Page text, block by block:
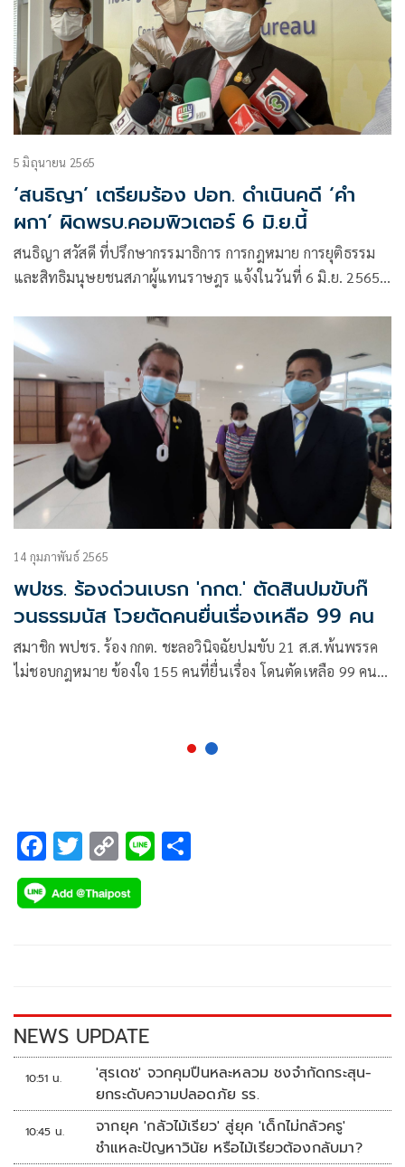
5 มิถุนายน 2565
‘สนธิญา’ เตรียมร้อง ปอท. ดำเนินคดี ‘คำ
ผกา’ ผิดพรบ.คอมพิวเตอร์ 6 มิ.ย.นี้
สนธิญา สวัสดี ที่ปรึกษากรรมาธิการ การกฎหมาย การยุติธรรม
และสิทธิมนุษยชนสภาผู้แทนราษฎร แจ้งในวันที่ 6 มิ.ย. 2565
14 กุมภาพันธ์ 2565
พปชร. ร้องด่วนเบรก 'กกต.' ตัดสินปมขับก๊
วนธรรมนัส โวยตัดคนยื่นเรื่องเหลือ 99 คน
สมาชิก พปชร. ร้อง กกต. ชะลอวินิจฉัยปมขับ 21 ส.ส.พ้นพรรค
ไม่ชอบกฎหมาย ข้องใจ 155 คนที่ยื่นเรื่อง โดนตัดเหลือ 99 คน
F
ac
e
k
T
wi
tt
C
o
p
k
Li
NEWS UPDATE
10:51 น.
'สุรเดช' จวกคุมปืนหละหลวม ชงจำกัดกระสุน-
ยกระดับความปลอดภัย รร.
10:45 น.
จากยุค 'กลัวไม้เรียว' สู่ยุค 'เด็กไม่กลัวครู'
ชำแหละปัญหาวินัย หรือไม้เรียวต้องกลับมา?